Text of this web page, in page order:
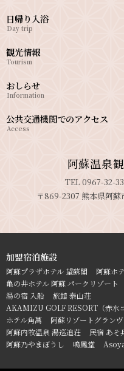
日帰り入浴
Day trip
観光情報
Tourism
おしらせ
Information
公共交通機関でのアクセス
Access
阿蘇温泉
TEL 0967-32-
〒869-2307 熊本県阿蘇
加盟宿泊施設
阿蘇プラザホテル 望蘇閣 阿蘇ホ
亀の井ホテル 阿蘇 パークリゾート
湯の宿 入船
旅館 泰山荘
AKAMIZU GOLF RESORT（赤水
ホテル角萬
阿蘇リゾートグラン
阿蘇内牧温泉 湯巡追荘
民宿 あそ
阿蘇乃やまぼうし
鳴鳳堂